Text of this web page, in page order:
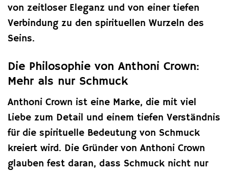
von zeitloser Eleganz und von einer tiefen
Verbindung zu den spirituellen Wurzeln des
Seins.
Die Philosophie von Anthoni Crown:
Mehr als nur Schmuck
Anthoni Crown ist eine Marke, die mit viel
Liebe zum Detail und einem tiefen Verständnis
für die spirituelle Bedeutung von Schmuck
kreiert wird. Die Gründer von Anthoni Crown
glauben fest daran, dass Schmuck nicht nur